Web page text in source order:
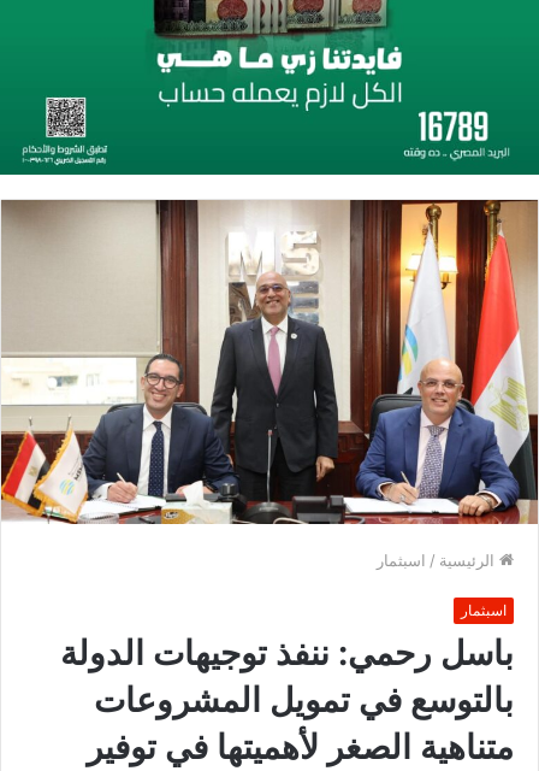
الرئيسية / اسبثمار
اسبثمار
باسل رحمي: ننفذ توجيهات الدولة
بالتوسع في تمويل المشروعات
متناهية الصغر لأهميتها في توفير